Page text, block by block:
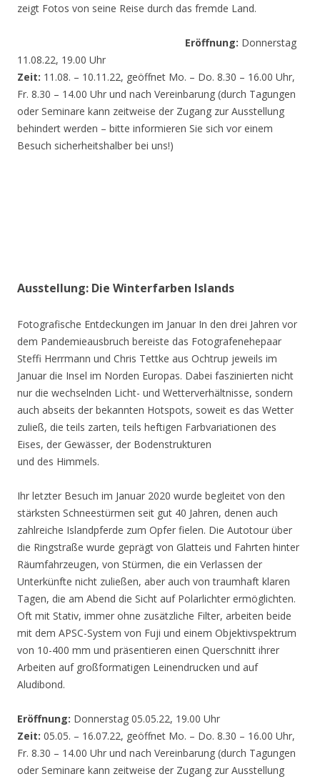
zeigt Fotos von seine Reise durch das fremde Land.
Eröffnung: Donnerstag
11.08.22, 19.00 Uhr
Zeit: 11.08. – 10.11.22, geöffnet Mo. – Do. 8.30 – 16.00 Uhr,
Fr. 8.30 – 14.00 Uhr und nach Vereinbarung (durch Tagungen
oder Seminare kann zeitweise der Zugang zur Ausstellung
behindert werden – bitte informieren Sie sich vor einem
Besuch sicherheitshalber bei uns!)
Ausstellung: Die Winterfarben Islands
Fotografische Entdeckungen im Januar In den drei Jahren vor
dem Pandemieausbruch bereiste das Fotografenehepaar
Steffi Herrmann und Chris Tettke aus Ochtrup jeweils im
Januar die Insel im Norden Europas. Dabei faszinierten nicht
nur die wechselnden Licht- und Wetterverhältnisse, sondern
auch abseits der bekannten Hotspots, soweit es das Wetter
zuließ, die teils zarten, teils heftigen Farbvariationen des
Eises, der Gewässer, der Bodenstrukturen
und des Himmels.
Ihr letzter Besuch im Januar 2020 wurde begleitet von den
stärksten Schneestürmen seit gut 40 Jahren, denen auch
zahlreiche Islandpferde zum Opfer fielen. Die Autotour über
die Ringstraße wurde geprägt von Glatteis und Fahrten hinter
Räumfahrzeugen, von Stürmen, die ein Verlassen der
Unterkünfte nicht zuließen, aber auch von traumhaft klaren
Tagen, die am Abend die Sicht auf Polarlichter ermöglichten.
Oft mit Stativ, immer ohne zusätzliche Filter, arbeiten beide
mit dem APSC-System von Fuji und einem Objektivspektrum
von 10-400 mm und präsentieren einen Querschnitt ihrer
Arbeiten auf großformatigen Leinendrucken und auf
Aludibond.
Eröffnung: Donnerstag 05.05.22, 19.00 Uhr
Zeit: 05.05. – 16.07.22, geöffnet Mo. – Do. 8.30 – 16.00 Uhr,
Fr. 8.30 – 14.00 Uhr und nach Vereinbarung (durch Tagungen
oder Seminare kann zeitweise der Zugang zur Ausstellung